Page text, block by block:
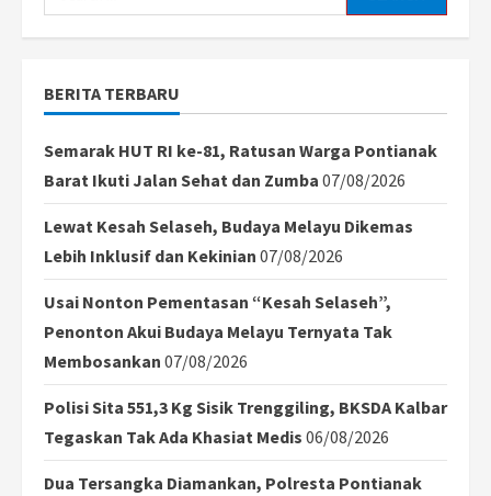
for:
BERITA TERBARU
Semarak HUT RI ke-81, Ratusan Warga Pontianak
Barat Ikuti Jalan Sehat dan Zumba 07/08/2026
Lewat Kesah Selaseh, Budaya Melayu Dikemas
Lebih Inklusif dan Kekinian 07/08/2026
Usai Nonton Pementasan “Kesah Selaseh”,
Penonton Akui Budaya Melayu Ternyata Tak
Membosankan 07/08/2026
Polisi Sita 551,3 Kg Sisik Trenggiling, BKSDA Kalbar
Tegaskan Tak Ada Khasiat Medis 06/08/2026
Dua Tersangka Diamankan, Polresta Pontianak